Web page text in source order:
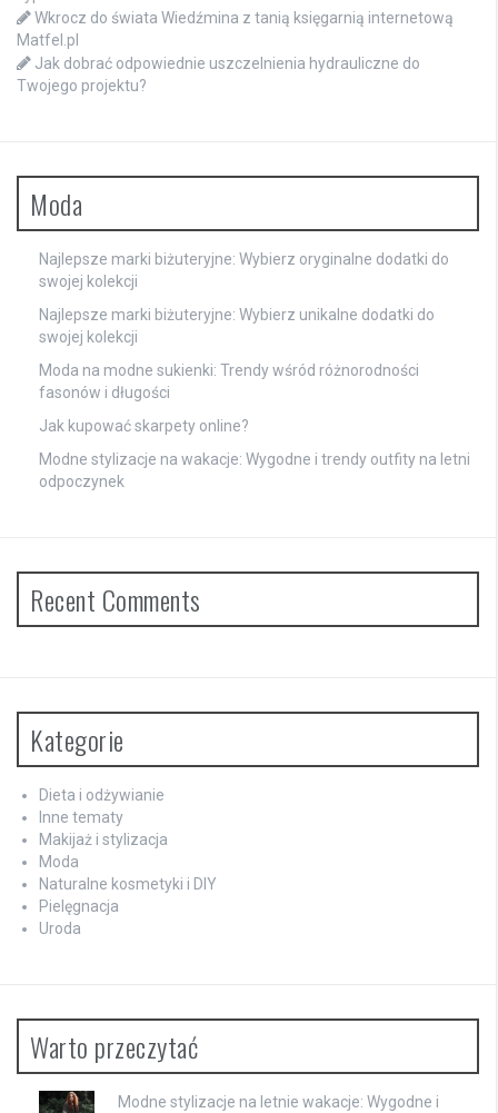
Wkrocz do świata Wiedźmina z tanią księgarnią internetową
Matfel.pl
Jak dobrać odpowiednie uszczelnienia hydrauliczne do
Twojego projektu?
Moda
Najlepsze marki biżuteryjne: Wybierz oryginalne dodatki do
swojej kolekcji
Najlepsze marki biżuteryjne: Wybierz unikalne dodatki do
swojej kolekcji
Moda na modne sukienki: Trendy wśród różnorodności
fasonów i długości
Jak kupować skarpety online?
Modne stylizacje na wakacje: Wygodne i trendy outfity na letni
odpoczynek
Recent Comments
Kategorie
Dieta i odżywianie
Inne tematy
Makijaż i stylizacja
Moda
Naturalne kosmetyki i DIY
Pielęgnacja
Uroda
Warto przeczytać
Modne stylizacje na letnie wakacje: Wygodne i